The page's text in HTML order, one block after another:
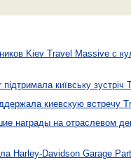
Kiev Travel Massive с
київську зустріч
киевскую встречу
награды на отраслевом
Harley-Davidson Garage